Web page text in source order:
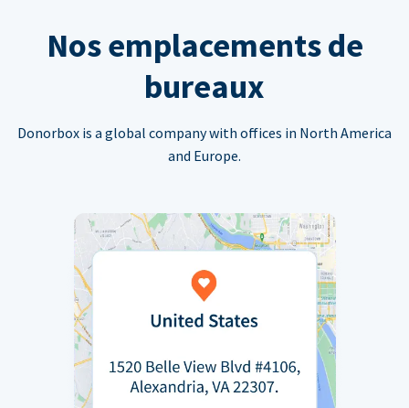
Nos emplacements de
bureaux
Donorbox is a global company with offices in North America
and Europe.